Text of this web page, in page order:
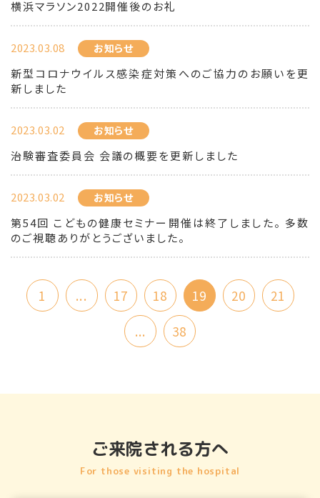
横浜マラソン2022開催後のお礼
2023.03.08 お知らせ
新型コロナウイルス感染症対策へのご協力のお願いを更
新しました
2023.03.02 お知らせ
治験審査委員会 会議の概要を更新しました
2023.03.02 お知らせ
第54回 こどもの健康セミナー開催は終了しました。 多数
のご視聴ありがとうございました。
1 ... 17 18 19 20
21
...
38
ご来院される方へ
For those visiting the hospital